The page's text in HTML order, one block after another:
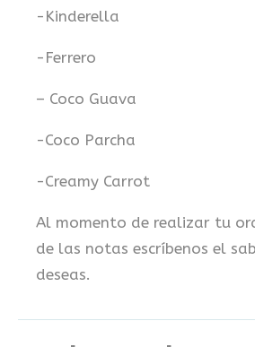
-Kinderella
-Ferrero
– Coco Guava
-Coco Parcha
-Creamy Carrot
Al momento de realizar tu
de las notas escríbenos el
deseas.